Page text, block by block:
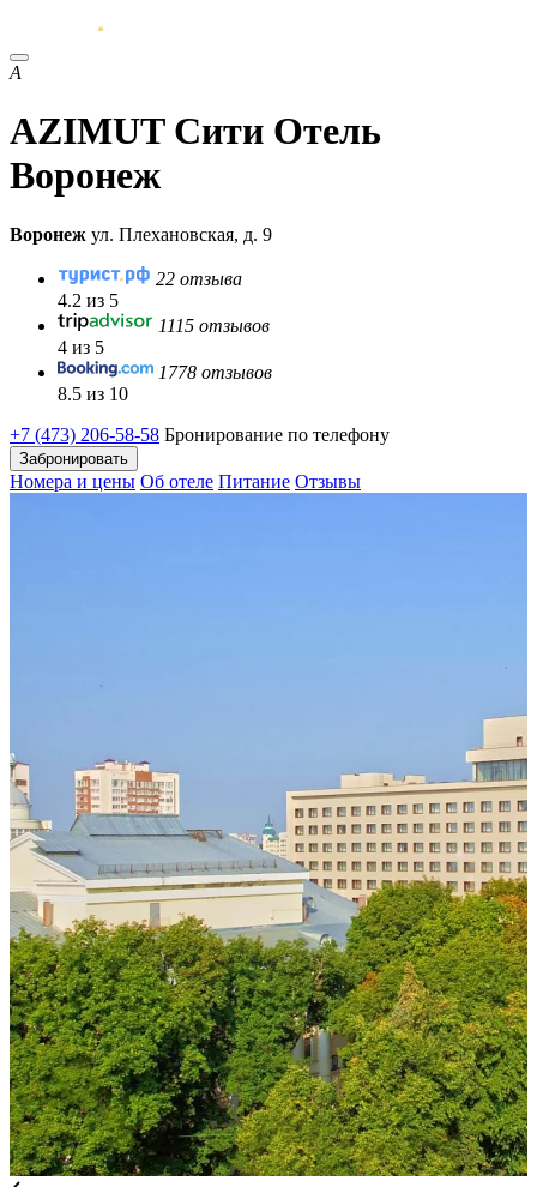
A
AZIMUT Сити Отель
Воронеж
Воронеж ул. Плехановская, д. 9
22 отзыва
4.2 из 5
1115 отзывов
4 из 5
1778 отзывов
8.5 из 10
+7 (473) 206-58-58 Бронирование по телефону
Забронировать
Номера и цены Об отеле Питание Отзывы